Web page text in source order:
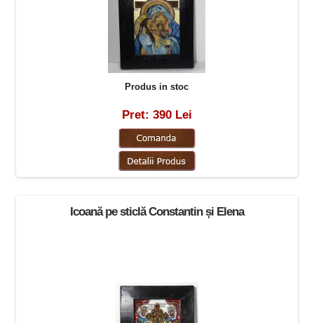
Produs in stoc
Pret: 390 Lei
Icoană pe sticlă Constantin și Elena